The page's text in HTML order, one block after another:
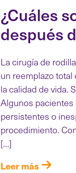
¿Cuáles
después
La cirugía de
un reemplazo
la calidad de vida.
Algunos
persistentes o
procedimiento.
[…]
Leer más